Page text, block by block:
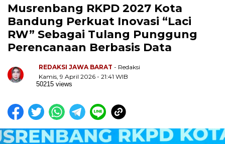
Musrenbang RKPD 2027 Kota
Bandung Perkuat Inovasi “Laci
RW” Sebagai Tulang Punggung
Perencanaan Berbasis Data
REDAKSI JAWA BARAT - Redaksi
Kamis, 9 April 2026 - 21:41 WIB
50215 views